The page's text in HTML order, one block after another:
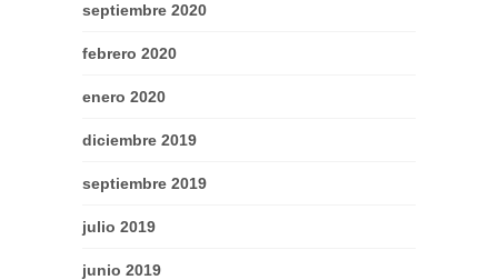
septiembre 2020
febrero 2020
enero 2020
diciembre 2019
septiembre 2019
julio 2019
junio 2019